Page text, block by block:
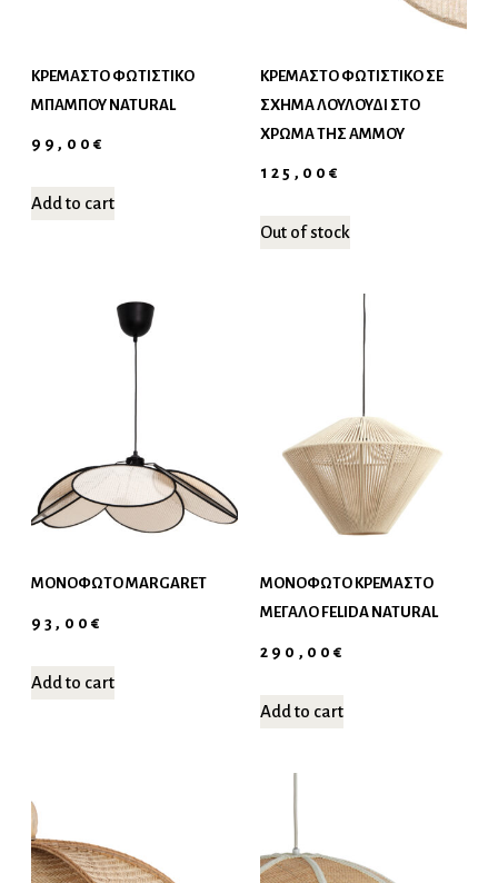
ΚΡΕΜΑΣΤΌ ΦΩΤΙΣΤΙΚΌ
ΜΠΑΜΠΟΎ NATURAL
99,00 €
Add to cart
ΚΡΕΜΑΣΤΌ ΦΩΤΙΣΤΙΚΌ ΣΕ
ΣΧΉΜΑ ΛΟΥΛΟΎΔΙ ΣΤΟ
ΧΡΏΜΑ ΤΗΣ ΆΜΜΟΥ
125,00€
Out of stock
ΜΟΝΌΦΩΤΟ MARGARET
93,00 €
Add to cart
ΜΟΝΌΦΩΤΟ ΚΡΕΜΑΣΤΌ
ΜΕΓΆΛΟ FELIDA NATURAL
290,00€
Add to cart